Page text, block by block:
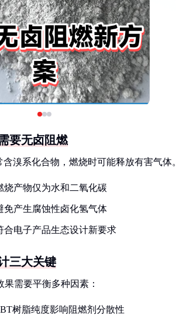
要无卤阻燃
含溴系化合物，燃烧时可能释放有害气体
烧产物仅为水和二氧化碳
免产生腐蚀性卤化氢气体
合电子产品生态设计新要求
三大关键
果需要平衡多种因素：
树脂纯度影响阻燃剂分散性